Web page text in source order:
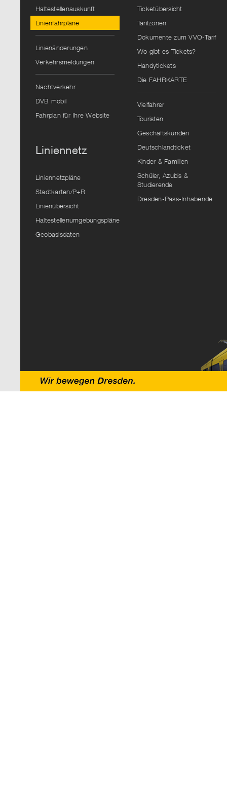
Haltestellenauskunft
Linienfahrpläne
Linienänderungen
Verkehrsmeldungen
Nachtverkehr
DVB mobil
Fahrplan für Ihre Website
Liniennetz
Liniennetzpläne
Stadtkarten/P+R
Linienübersicht
Haltestellenumgebungspläne
Geobasisdaten
Ticketübersicht
Tarifzonen
Dokumente zum VVO-Tarif
Wo gibt es Tickets?
Handytickets
Die FAHRKARTE
Vielfahrer
Touristen
Geschäftskunden
Deutschlandticket
Kinder & Familien
Schüler, Azubis &
Studierende
Dresden-Pass-Inhabende